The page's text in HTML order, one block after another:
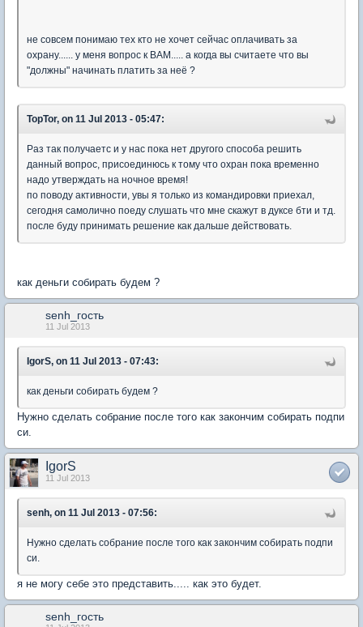
не совсем понимаю тех кто не хочет сейчас оплачивать за
охрану...... у меня вопрос к ВАМ..... а когда вы считаете что вы
"должны" начинать платить за неё ?
TopTor, on 11 Jul 2013 - 05:47:
Раз так получаетс и у нас пока нет другого способа решить
данный вопрос, присоединюсь к тому что охран пока временно
надо утверждать на ночное время!
по поводу активности, увы я только из командировки приехал,
сегодня самолично поеду слушать что мне скажут в дуксе бти и тд.
после буду принимать решение как дальше действовать.
как деньги собирать будем ?
senh_гость
11 Jul 2013
IgorS, on 11 Jul 2013 - 07:43:
как деньги собирать будем ?
Нужно сделать собрание после того как закончим собирать подпи
си.
IgorS
11 Jul 2013
senh, on 11 Jul 2013 - 07:56:
Нужно сделать собрание после того как закончим собирать подпи
си.
я не могу себе это представить..... как это будет.
senh_гость